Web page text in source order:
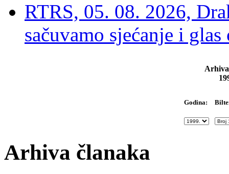
RTRS, 05. 08. 2026,
sačuvamo sjećanje i
Godina:
Arhiva članaka